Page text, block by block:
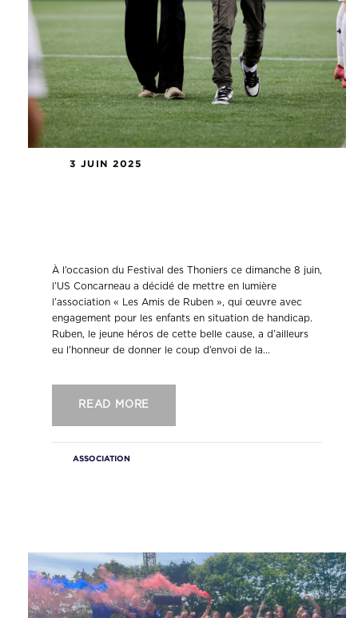
3 JUIN 2025
À l’occasion du Festival des Thoniers ce dimanche 8 juin,
l’US Concarneau a décidé de mettre en lumière
l’association « Les Amis de Ruben », qui œuvre avec
engagement pour les enfants en situation de handicap.
Ruben, le jeune héros de cette belle cause, a d’ailleurs
eu l’honneur de donner le coup d’envoi de la...
READ MORE
ASSOCIATION